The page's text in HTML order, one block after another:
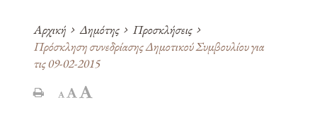
Αρχική Δημότης
Προσκλήσεις
Πρόσκληση συνεδρίασης Δημοτικού Συμβουλίου για
τις 09-02-2015